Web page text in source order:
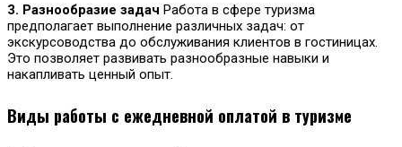
3. Разнообразие задач Работа в сфере туризма
предполагает выполнение различных задач: от
экскурсоводства до обслуживания клиентов в гостиницах.
Это позволяет развивать разнообразные навыки и
накапливать ценный опыт.
Виды работы с ежедневной оплатой в туризме